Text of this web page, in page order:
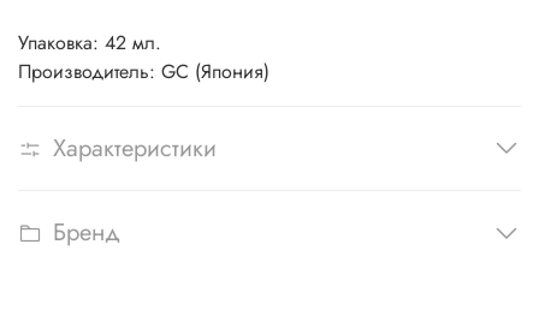
Упаковка: 42 мл.
Производитель: GC (Япония)
Характеристики
Бренд